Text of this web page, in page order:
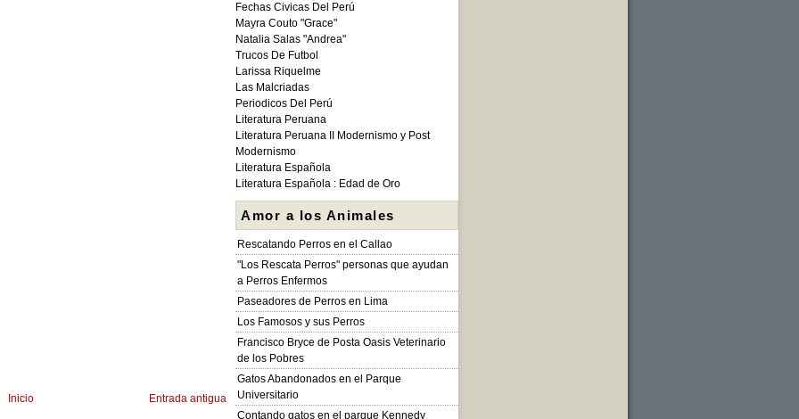
Entrada antigua
Inicio
Fechas Civicas Del Perú
Mayra Couto "Grace"
Natalia Salas "Andrea"
Trucos De Futbol
Larissa Riquelme
Las Malcriadas
Periodicos Del Perú
Literatura Peruana
Literatura Peruana II Modernismo y Post
Modernismo
Literatura Española
Literatura Española : Edad de Oro
Amor a los Animales
Rescatando Perros en el Callao
"Los Rescata Perros" personas que ayudan
a Perros Enfermos
Paseadores de Perros en Lima
Los Famosos y sus Perros
Francisco Bryce de Posta Oasis Veterinario
de los Pobres
Gatos Abandonados en el Parque
Universitario
Contando gatos en el parque Kennedy